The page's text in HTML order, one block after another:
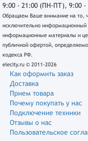
9:00 - 21:00 (ПН-ПТ), 9:00 -
Обращаем Ваше внимание на то,
исключительно информационный
информационные материалы и
публичной офертой,
кодекса РФ.
elecity.ru © 2011-2026
Как оформить заказ
Доставка
Прием товара
Почему покупать у нас
Подключение техники
Отзывы о нас
Пользовательское